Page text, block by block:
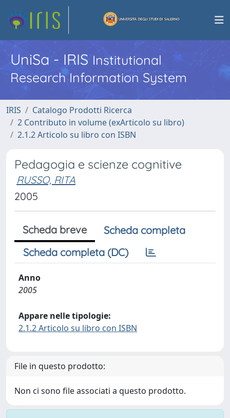
UniSa - IRISInstitutional
Research Information System
IRIS
Catalogo Prodotti Ricerca
2 Contributo in volume (exArticolo su libro)
2.1.2 Articolo su libro con ISBN
Pedagogia e scienze cognitive
RUSSO, RITA
2005
Scheda breve
Scheda completa
Scheda completa (DC)
Anno
2005
Appare nelle tipologie:
2.1.2 Articolo su libro con ISBN
File in questo prodotto:
Non ci sono file associati a questo prodotto.